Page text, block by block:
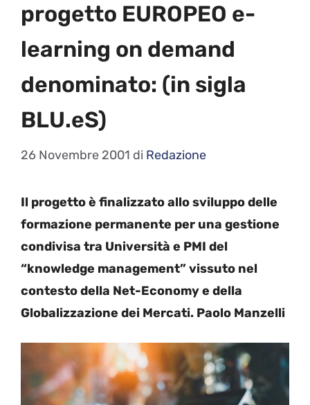
progetto EUROPEO e-
learning on demand
denominato: (in sigla
BLU.eS)
26 Novembre 2001 di Redazione
Il progetto è finalizzato allo sviluppo delle
formazione permanente per una gestione
condivisa tra Università e PMI del
“knowledge management” vissuto nel
contesto della Net-Economy e della
Globalizzazione dei Mercati. Paolo Manzelli